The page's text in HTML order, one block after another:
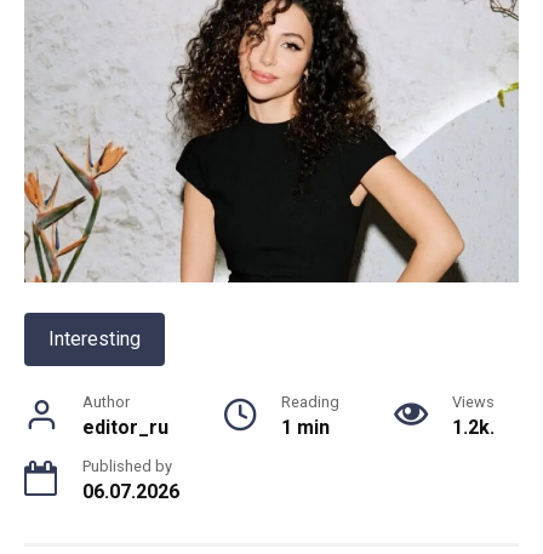
Interesting
Author
editor_ru
Reading
1 min
Views
1.2k.
Published by
06.07.2026